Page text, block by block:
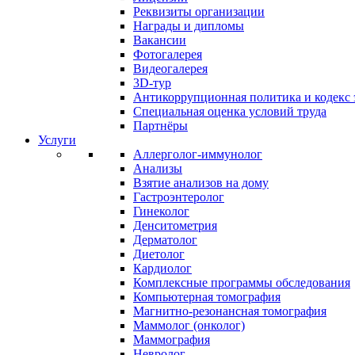
Реквизиты организации
Награды и дипломы
Вакансии
Фотогалерея
Видеогалерея
3D-тур
Антикоррупционная политика и кодекс
Специальная оценка условий труда
Партнёры
Услуги
Аллерголог-иммунолог
Анализы
Взятие анализов на дому
Гастроэнтеролог
Гинеколог
Денситометрия
Дерматолог
Диетолог
Кардиолог
Комплексные программы обследования
Компьютерная томография
Магнитно-резонансная томография
Маммолог (онколог)
Маммография